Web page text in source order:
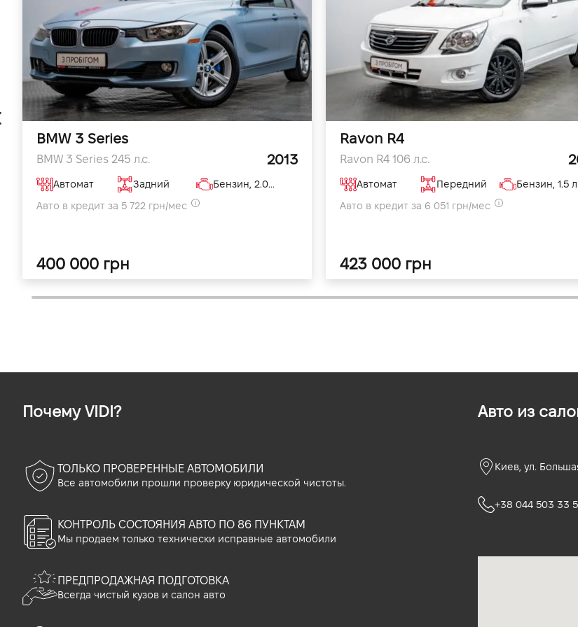
BMW 3 Series
BMW 3 Series 245 л.с. 2013
Автомат Задний
Бензин, 2.0 л
Авто в кредит за 5 722 грн/мес
400 000 грн
Ravon R4
Ravon R4 106 л.с.
Автомат Передний
Бензин, 1.5 л
Авто в кредит за 6 051 грн/мес
423 000 грн
Почему VIDI?
ТОЛЬКО ПРОВЕРЕННЫЕ АВТОМОБИЛИ
Все автомобили прошли проверку юридической чистоты.
КОНТРОЛЬ СОСТОЯНИЯ АВТО ПО 86 ПУНКТАМ
Мы продаем только технически исправные автомобили
ПРЕДПРОДАЖНАЯ ПОДГОТОВКА
Всегда чистый кузов и салон авто
Авто из
Киев, ул.
+38 044 503 33